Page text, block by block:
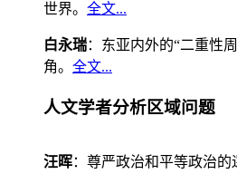
世界。 全文...
白永瑞：东亚内外的“二重性
角。 全文...
人文学者分析区域问题
汪晖：尊严政治和平等政治